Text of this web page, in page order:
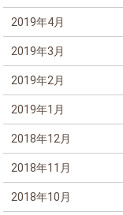
2019年4月
2019年3月
2019年2月
2019年1月
2018年12月
2018年11月
2018年10月